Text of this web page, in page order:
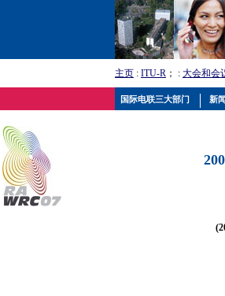
主页 : ITU-R ； : 大会和会
国际电联三大部门 新